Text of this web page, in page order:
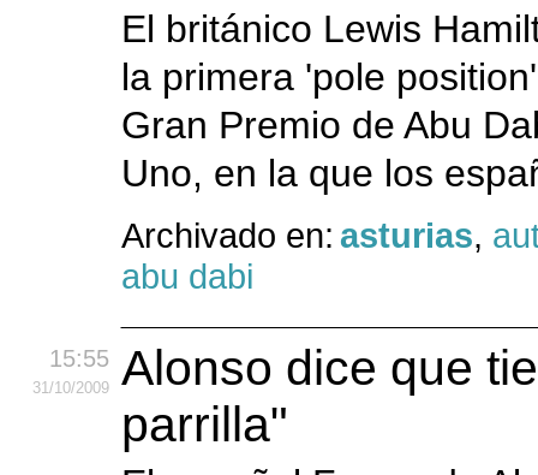
El británico Lewis
la primera 'pole
Gran Premio de Abu
Uno, en la que los
Archivado en: asturias,
abu dabi
15:55
31/10/2009
Alonso dice que
parrilla"